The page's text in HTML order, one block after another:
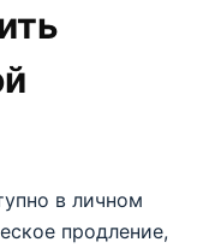
в личном
продление,